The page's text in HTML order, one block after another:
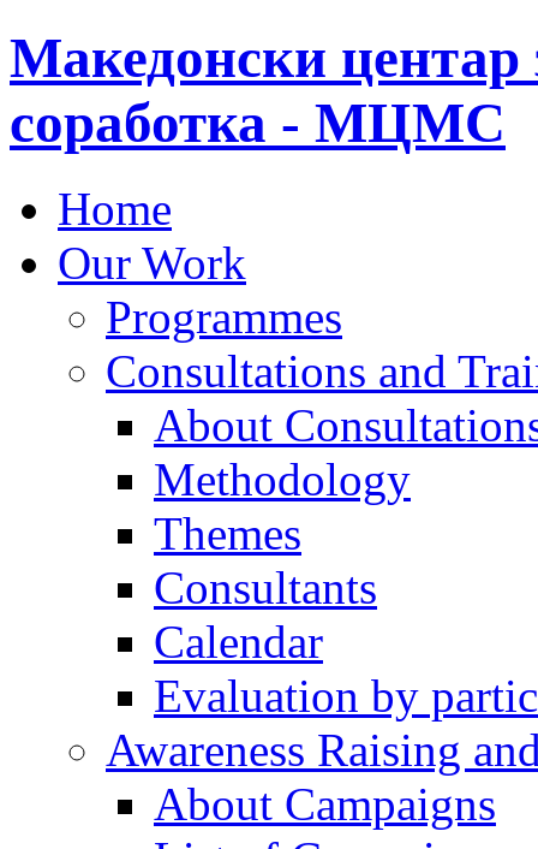
Македонски центар
соработка - МЦМС
Home
Our Work
Programmes
Consultations and
About
Methodology
Themes
Consultants
Calendar
Evaluation by
Awareness Raising
About Campaigns